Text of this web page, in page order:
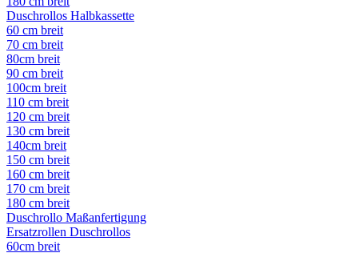
Duschrollos Halbkassette
60 cm breit
70 cm breit
80cm breit
90 cm breit
100cm breit
110 cm breit
120 cm breit
130 cm breit
140cm breit
150 cm breit
160 cm breit
170 cm breit
180 cm breit
Duschrollo Maßanfertigung
Ersatzrollen Duschrollos
60cm breit